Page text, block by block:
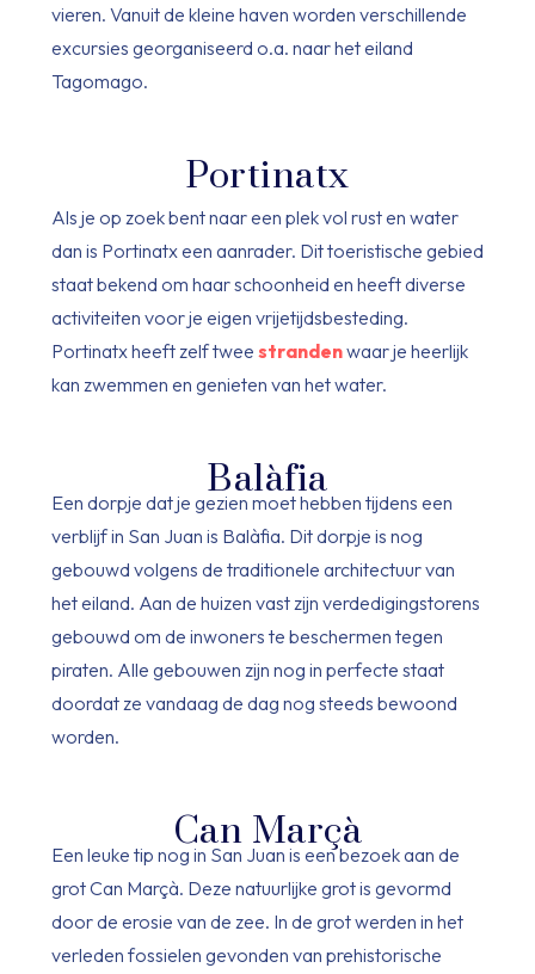
vieren. Vanuit de kleine haven worden verschillende
excursies georganiseerd o.a. naar het eiland
Tagomago.
Portinatx
Als je op zoek bent naar een plek vol rust en water
dan is Portinatx een aanrader. Dit toeristische gebied
staat bekend om haar schoonheid en heeft diverse
activiteiten voor je eigen vrijetijdsbesteding.
Portinatx heeft zelf twee strandenwaar je heerlijk
kan zwemmen en genieten van het water.
Balàfia
Een dorpje dat je gezien moet hebben tijdens een
verblijf in San Juan is Balàfia. Dit dorpje is nog
gebouwd volgens de traditionele architectuur van
het eiland. Aan de huizen vast zijn verdedigingstorens
gebouwd om de inwoners te beschermen tegen
piraten. Alle gebouwen zijn nog in perfecte staat
doordat ze vandaag de dag nog steeds bewoond
worden.
Can Marçà
Een leuke tip nog in San Juan is een bezoek aan de
grot Can Marçà. Deze natuurlijke grot is gevormd
door de erosie van de zee. In de grot werden in het
verleden fossielen gevonden van prehistorische